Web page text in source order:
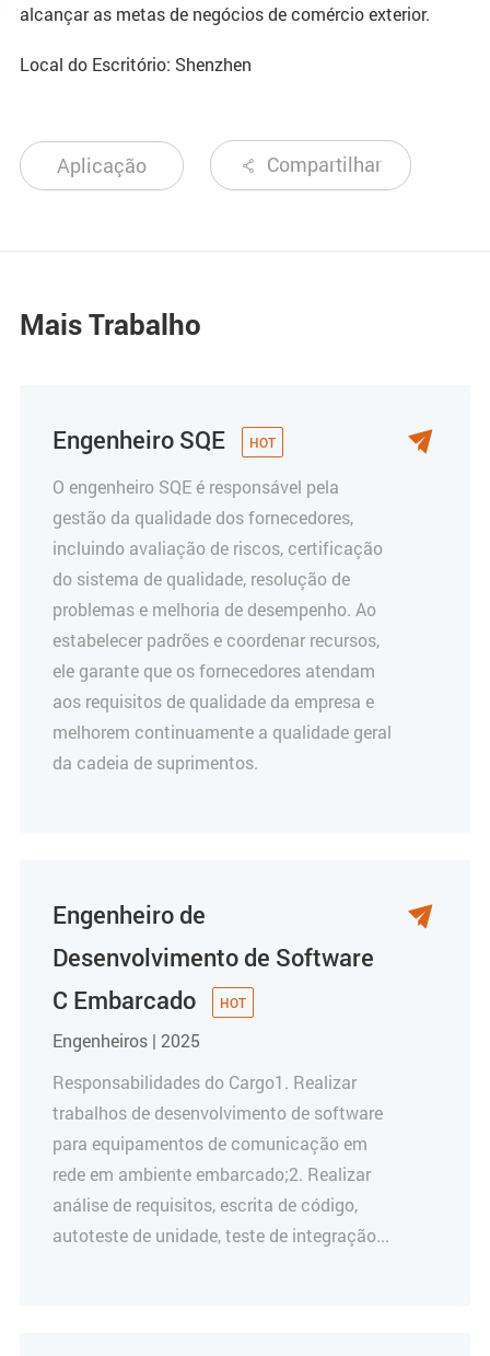
alcançar as metas de negócios de comércio exterior.
Local do Escritório: Shenzhen
Aplicação  Compartilhar
Mais Trabalho
Engenheiro SQE
O engenheiro SQE é responsável pela
gestão da qualidade dos fornecedores,
incluindo avaliação de riscos, certificação
do sistema de qualidade, resolução de
problemas e melhoria de desempenho. Ao
estabelecer padrões e coordenar recursos,
ele garante que os fornecedores atendam
aos requisitos de qualidade da empresa e
melhorem continuamente a qualidade geral
da cadeia de suprimentos.

Engenheiro de
Desenvolvimento de Software
C Embarcado
Engenheiros | 2025
Responsabilidades do Cargo1. Realizar
trabalhos de desenvolvimento de software
para equipamentos de comunicação em
rede em ambiente embarcado;2. Realizar
análise de requisitos, escrita de código,
autoteste de unidade, teste de integração...
